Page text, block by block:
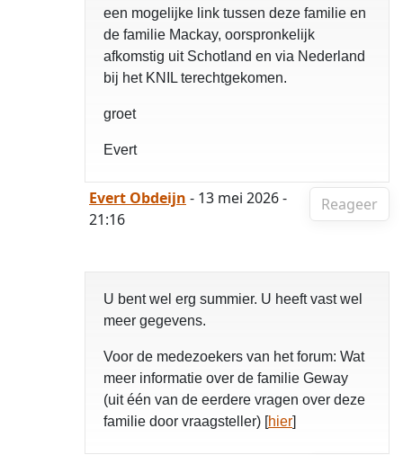
een mogelijke link tussen deze familie en
de familie Mackay, oorspronkelijk
afkomstig uit Schotland en via Nederland
bij het KNIL terechtgekomen.
groet
Evert
Reageer
Evert Obdeijn - 13 mei 2026 -
21:16
U bent wel erg summier. U heeft vast wel
meer gegevens.
Voor de medezoekers van het forum: Wat
meer informatie over de familie Geway
(uit één van de eerdere vragen over deze
familie door vraagsteller) [hier]